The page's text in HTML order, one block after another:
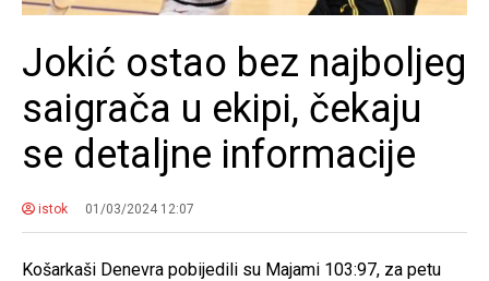
Jokić ostao bez najboljeg
saigrača u ekipi, čekaju
se detaljne informacije
istok 01/03/2024 12:07
Košarkaši Denevra pobijedili su Majami 103:97, za petu